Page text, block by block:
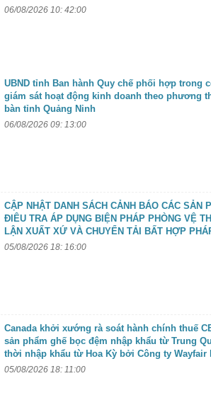
06/08/2026 10: 42:00
UBND tỉnh Ban hành Quy chế phối hợp trong
giám sát hoạt động kinh doanh theo phương
bàn tỉnh Quảng Ninh
06/08/2026 09: 13:00
CẬP NHẬT DANH SÁCH CẢNH BÁO CÁC SẢN
ĐIÊU TRA ÁP DỤNG BIỆN PHÁP PHÒNG VỆ
LẬN XUẤT XỨ VÀ CHUYỂN TẢI BẤT HỢP
05/08/2026 18: 16:00
Canada khởi xướng rà soát hành chính thuế
sản phẩm ghế bọc đệm nhập khẩu từ Trung
thời nhập khẩu từ Hoa Kỳ bởi Công ty Wayfair
05/08/2026 18: 11:00